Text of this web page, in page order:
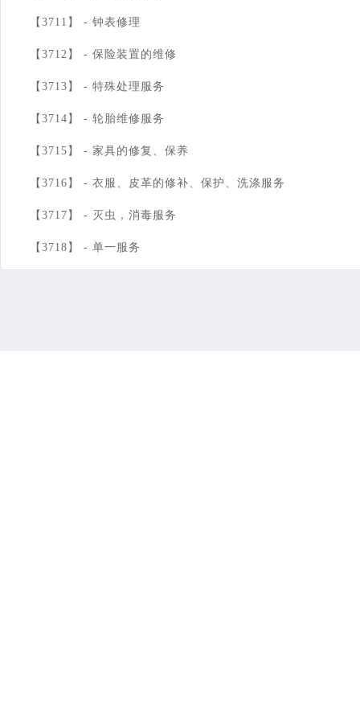
【3711】 - 钟表修理
【3712】 - 保险装置的维修
【3713】 - 特殊处理服务
【3714】 - 轮胎维修服务
【3715】 - 家具的修复、保养
【3716】 - 衣服、皮革的修补、保护、洗涤服务
【3717】 - 灭虫，消毒服务
【3718】 - 单一服务